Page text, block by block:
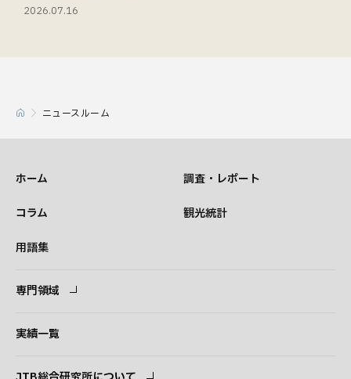
2026.07.16
ニュースルーム
ホーム 調査・レポート
コラム 観光統計
用語集
専門領域
実績一覧